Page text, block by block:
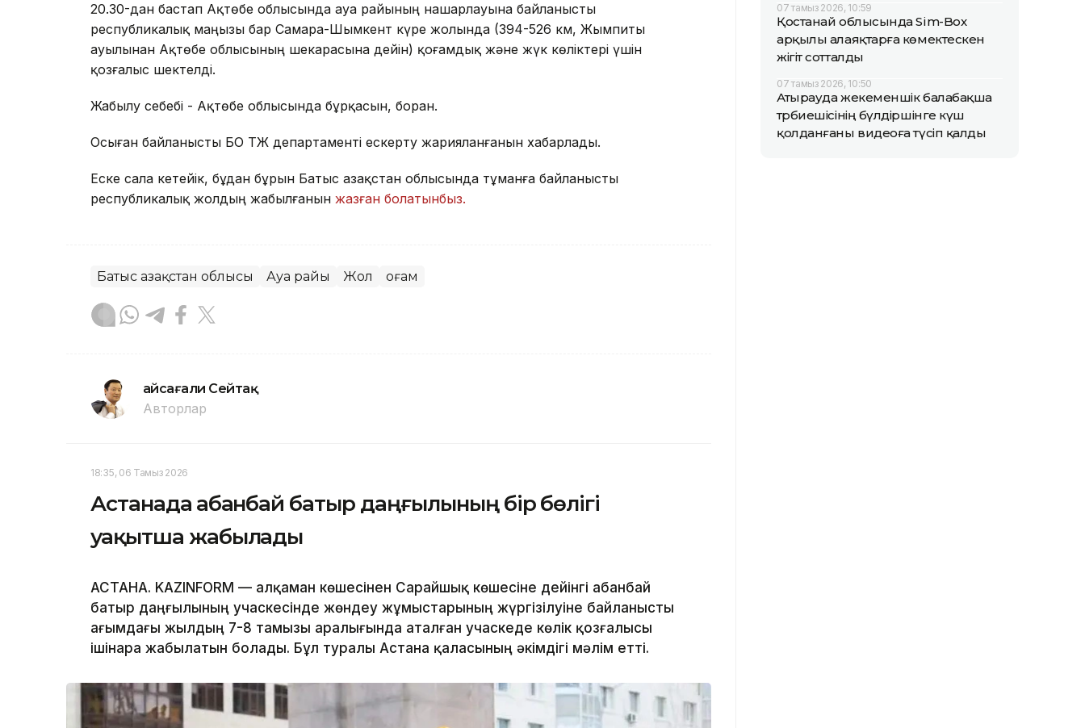
20.30-дан бастап Ақтөбе облысында ауа райының нашарлауына байланысты
республикалық маңызы бар Самара-Шымкент күре жолында (394-526 км, Жымпиты
ауылынан Ақтөбе облысының шекарасына дейін) қоғамдық және жүк көліктері үшін
қозғалыс шектелді.
Жабылу себебі - Ақтөбе облысында бұрқасын, боран.
Осыған байланысты БҚО ТЖ департаменті ескерту жарияланғанын хабарлады.
Еске сала кетейік, бұдан бұрын Батыс Қазақстан облысында тұманға байланысты
республикалық жолдың жабылғанын жазған болатынбыз.
Батыс Қазақстан облысы Ауа райы Жол Қоғам
Ғайсағали Сейтақ
Авторлар
18:35, 06 Тамыз 2026
Астанада Қабанбай батыр даңғылының бір бөлігі
уақытша жабылады
АСТАНА. KAZINFORM — Қалқаман көшесінен Сарайшық көшесіне дейінгі Қабанбай
батыр даңғылының учаскесінде жөндеу жұмыстарының жүргізілуіне байланысты
ағымдағы жылдың 7-8 тамызы аралығында аталған учаскеде көлік қозғалысы
ішінара жабылатын болады. Бұл туралы Астана қаласының әкімдігі мәлім етті.
07 тамыз 2026, 10:59
Қостанай облысында Sim-Box
арқылы алаяқтарға көмектескен
жігіт сотталды
07 тамыз 2026, 10:50
Атырауда жекеменшік балабақша
тәрбиешісінің бүлдіршінге күш
қолданғаны видеоға түсіп қалды